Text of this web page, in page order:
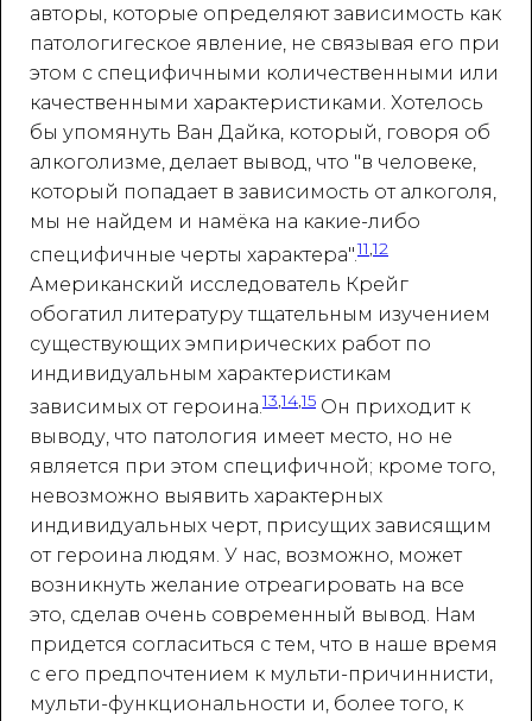
авторы, которые определяют зависимость как
патологигеское явление, не связывая его при
этом с специфичными количественными или
качественными характеристиками. Хотелось
бы упомянуть Ван Дайка, который, говоря об
алкоголизме, делает вывод, что "в человеке,
который попадает в зависимость от алкоголя,
мы не найдем и намёка на какие-либо
специфичные черты характера".11 ,12
Американский исследователь Крейг
обогатил литературу тщательным изучением
существующих эмпирических работ по
индивидуальным характеристикам
зависимых от героина.13,14,15 Он приходит к
выводу, что патология имеет место, но не
является при этом специфичной; кроме того,
невозможно выявить характерных
индивидуальных черт, присущих зависящим
от героина людям. У нас, возможно, может
возникнуть желание отреагировать на все
это, сделав очень современный вывод. Нам
придется согласиться с тем, что в наше время
с его предпочтением к мульти-причиннисти,
мульти-функциональности и, более того, к